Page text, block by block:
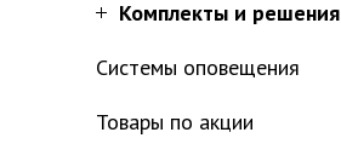
Комплекты и решения
Системы оповещения
Товары по акции